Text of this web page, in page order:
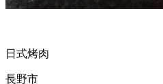
日式烤肉
長野市